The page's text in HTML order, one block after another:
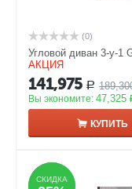
(0)
Угловой диван 3-у-1
АКЦИЯ
141,975 Р
Вы экономите: 47,325
КУПИТЬ
СКИДКА
СКИДКА